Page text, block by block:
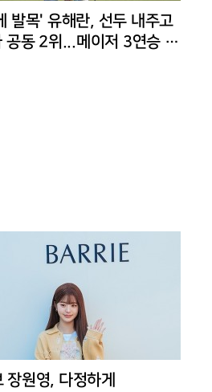
발목' 유해란, 선두 내주고
공동 2위...메이저 3연승 도
지지 않았다
장원영, 다정하게